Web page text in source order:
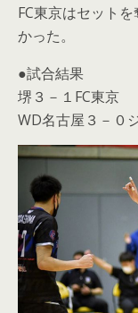
FC東京はセット
かった。
●試合結果
堺３－１FC東京
WD名古屋３－０